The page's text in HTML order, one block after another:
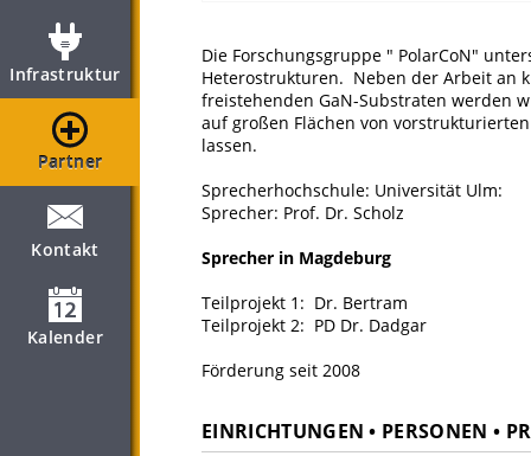
Infrastruktur
Partner
Kontakt
Kalender
Die Forschungsgruppe " PolarCoN"
Heterostrukturen. Neben der Arbeit an
freistehenden GaN-Substraten werden
auf großen Flächen von
lassen.
Sprecherhochschule: Universität Ulm:
Sprecher: Prof. Dr. Scholz
Sprecher in Magdeburg
Teilprojekt 1: Dr. Bertram
Teilprojekt 2: PD Dr. Dadgar
Förderung seit 2008
EINRICHTUNGEN • PERSONEN •